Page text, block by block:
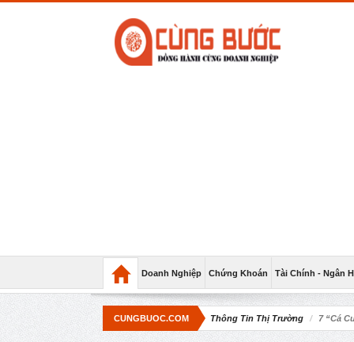
Doanh Nghiệp Chứng Khoán Tài Chính - Ngân
CUNGBUOC.COM Thông Tin Thị Trường 7 “cá